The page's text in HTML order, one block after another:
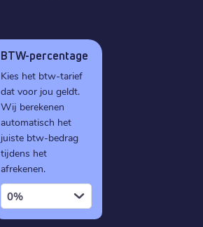
BTW-percentage
Kies het btw-tarief
dat voor jou geldt.
Wij berekenen
automatisch het
juiste btw-bedrag
tijdens het
afrekenen.
0%